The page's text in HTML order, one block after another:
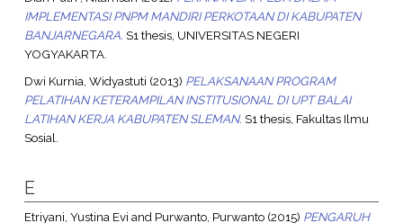
IMPLEMENTASI PNPM MANDIRI PERKOTAAN DI KABUPATEN
BANJARNEGARA. S1 thesis, UNIVERSITAS NEGERI
YOGYAKARTA.
Dwi Kurnia, Widyastuti (2013) PELAKSANAAN PROGRAM
PELATIHAN KETERAMPILAN INSTITUSIONAL DI UPT BALAI
LATIHAN KERJA KABUPATEN SLEMAN. S1 thesis, Fakultas Ilmu
Sosial.
E
Etriyani, Yustina Evi and Purwanto, Purwanto(2015) PENGARUH